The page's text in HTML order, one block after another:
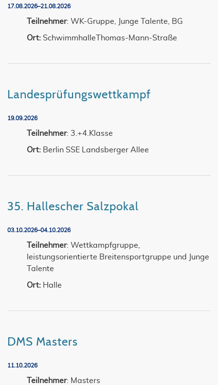
17.08.2026–21.08.2026
Teilnehmer: WK-Gruppe, Junge Talente, BG
Ort: SchwimmhalleThomas-Mann-Straße
Landesprüfungswettkampf
19.09.2026
Teilnehmer: 3.+4.Klasse
Ort: Berlin SSE Landsberger Allee
35. Hallescher Salzpokal
03.10.2026–04.10.2026
Teilnehmer: Wettkampfgruppe,
leistungsorientierte Breitensportgruppe und Junge
Talente
Ort: Halle
DMS Masters
11.10.2026
Teilnehmer: Masters